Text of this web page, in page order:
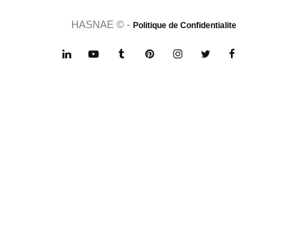
HASNAE © - Politique de Confidentialite